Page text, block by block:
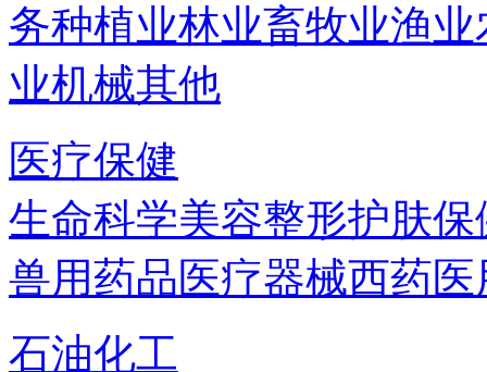
务种植业林业畜牧业渔业
业机械其他
医疗保健
生命科学美容整形护肤保
兽用药品医疗器械西药
石油化工